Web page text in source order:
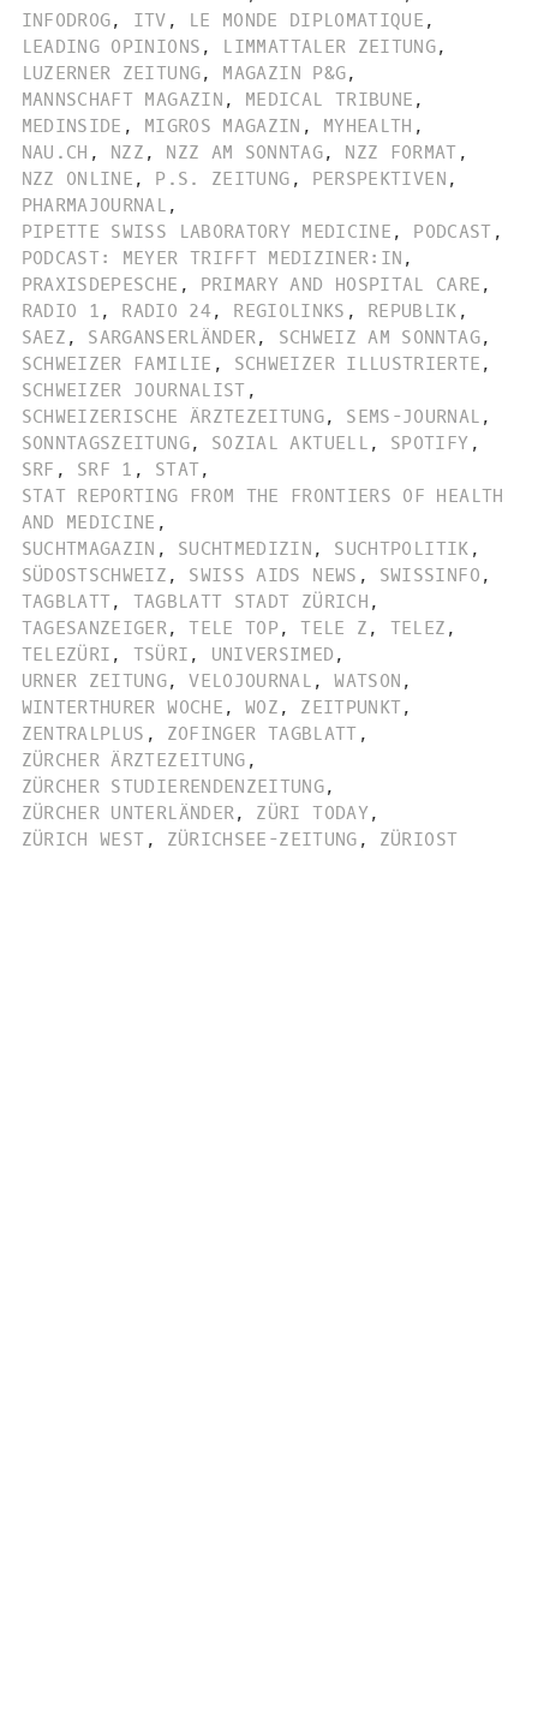
INFODROG, ITV , LE MONDE DIPLOMATIQUE ,
LEADING OPINIONS , LIMMATTALER ZEITUNG,
LUZERNER ZEITUNG, MAGAZIN P&G,
MANNSCHAFT MAGAZIN , MEDICAL TRIBUNE ,
MEDINSIDE , MIGROS MAGAZIN , MYHEALTH ,
NAU.CH , NZZ , NZZ AM SONNTAG, NZZ FORMAT ,
NZZ ONLINE , P.S. ZEITUNG , PERSPEKTIVEN ,
PHARMAJOURNAL ,
PIPETTE SWISS LABORATORY MEDICINE , PODCAST ,
PODCAST: MEYER TRIFFT MEDIZINER:IN ,
PRAXISDEPESCHE , PRIMARY AND HOSPITAL CARE ,
RADIO 1 , RADIO 24, REGIOLINKS , REPUBLIK ,
SAEZ , SARGANSERLÄNDER, SCHWEIZ AM SONNTAG,
SCHWEIZER FAMILIE , SCHWEIZER ILLUSTRIERTE ,
SCHWEIZER JOURNALIST ,
SCHWEIZERISCHE ÄRZTEZEITUNG, SEMS-JOURNAL ,
SONNTAGSZEITUNG, SOZIAL AKTUELL , SPOTIFY ,
SRF , SRF 1 , STAT,
STAT REPORTING FROM THE FRONTIERS OF HEALTH
AND MEDICINE ,
SUCHTMAGAZIN , SUCHTMEDIZIN , SUCHTPOLITIK ,
SÜDOSTSCHWEIZ , SWISS AIDS NEWS , SWISSINFO ,
TAGBLATT, TAGBLATT STADT ZÜRICH ,
TAGESANZEIGER, TELE TOP, TELE Z , TELEZ ,
TELEZÜRI , TSÜRI , UNIVERSIMED ,
URNER ZEITUNG, VELOJOURNAL , WATSON ,
WINTERTHURER WOCHE , WOZ , ZEITPUNKT,
ZENTRALPLUS , ZOFINGER TAGBLATT ,
ZÜRCHER ÄRZTEZEITUNG ,
ZÜRCHER STUDIERENDENZEITUNG,
ZÜRCHER UNTERLÄNDER, ZÜRI TODAY,
ZÜRICH WEST , ZÜRICHSEE-ZEITUNG , ZÜRIOST